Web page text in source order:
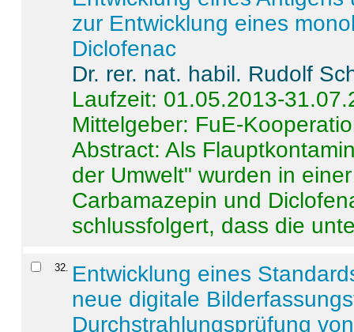
zur Entwicklung eines
Diclofenac
Dr. rer. nat. habil. Rudolf
Laufzeit: 01.05.2013-
Mittelgeber: FuE-
Abstract:Als
der Umwelt" wurden in
Carbamazepin und
schlussfolgert, dass die
32. Entwicklung eines
neue digitale
Durchstrahlungsprüfung